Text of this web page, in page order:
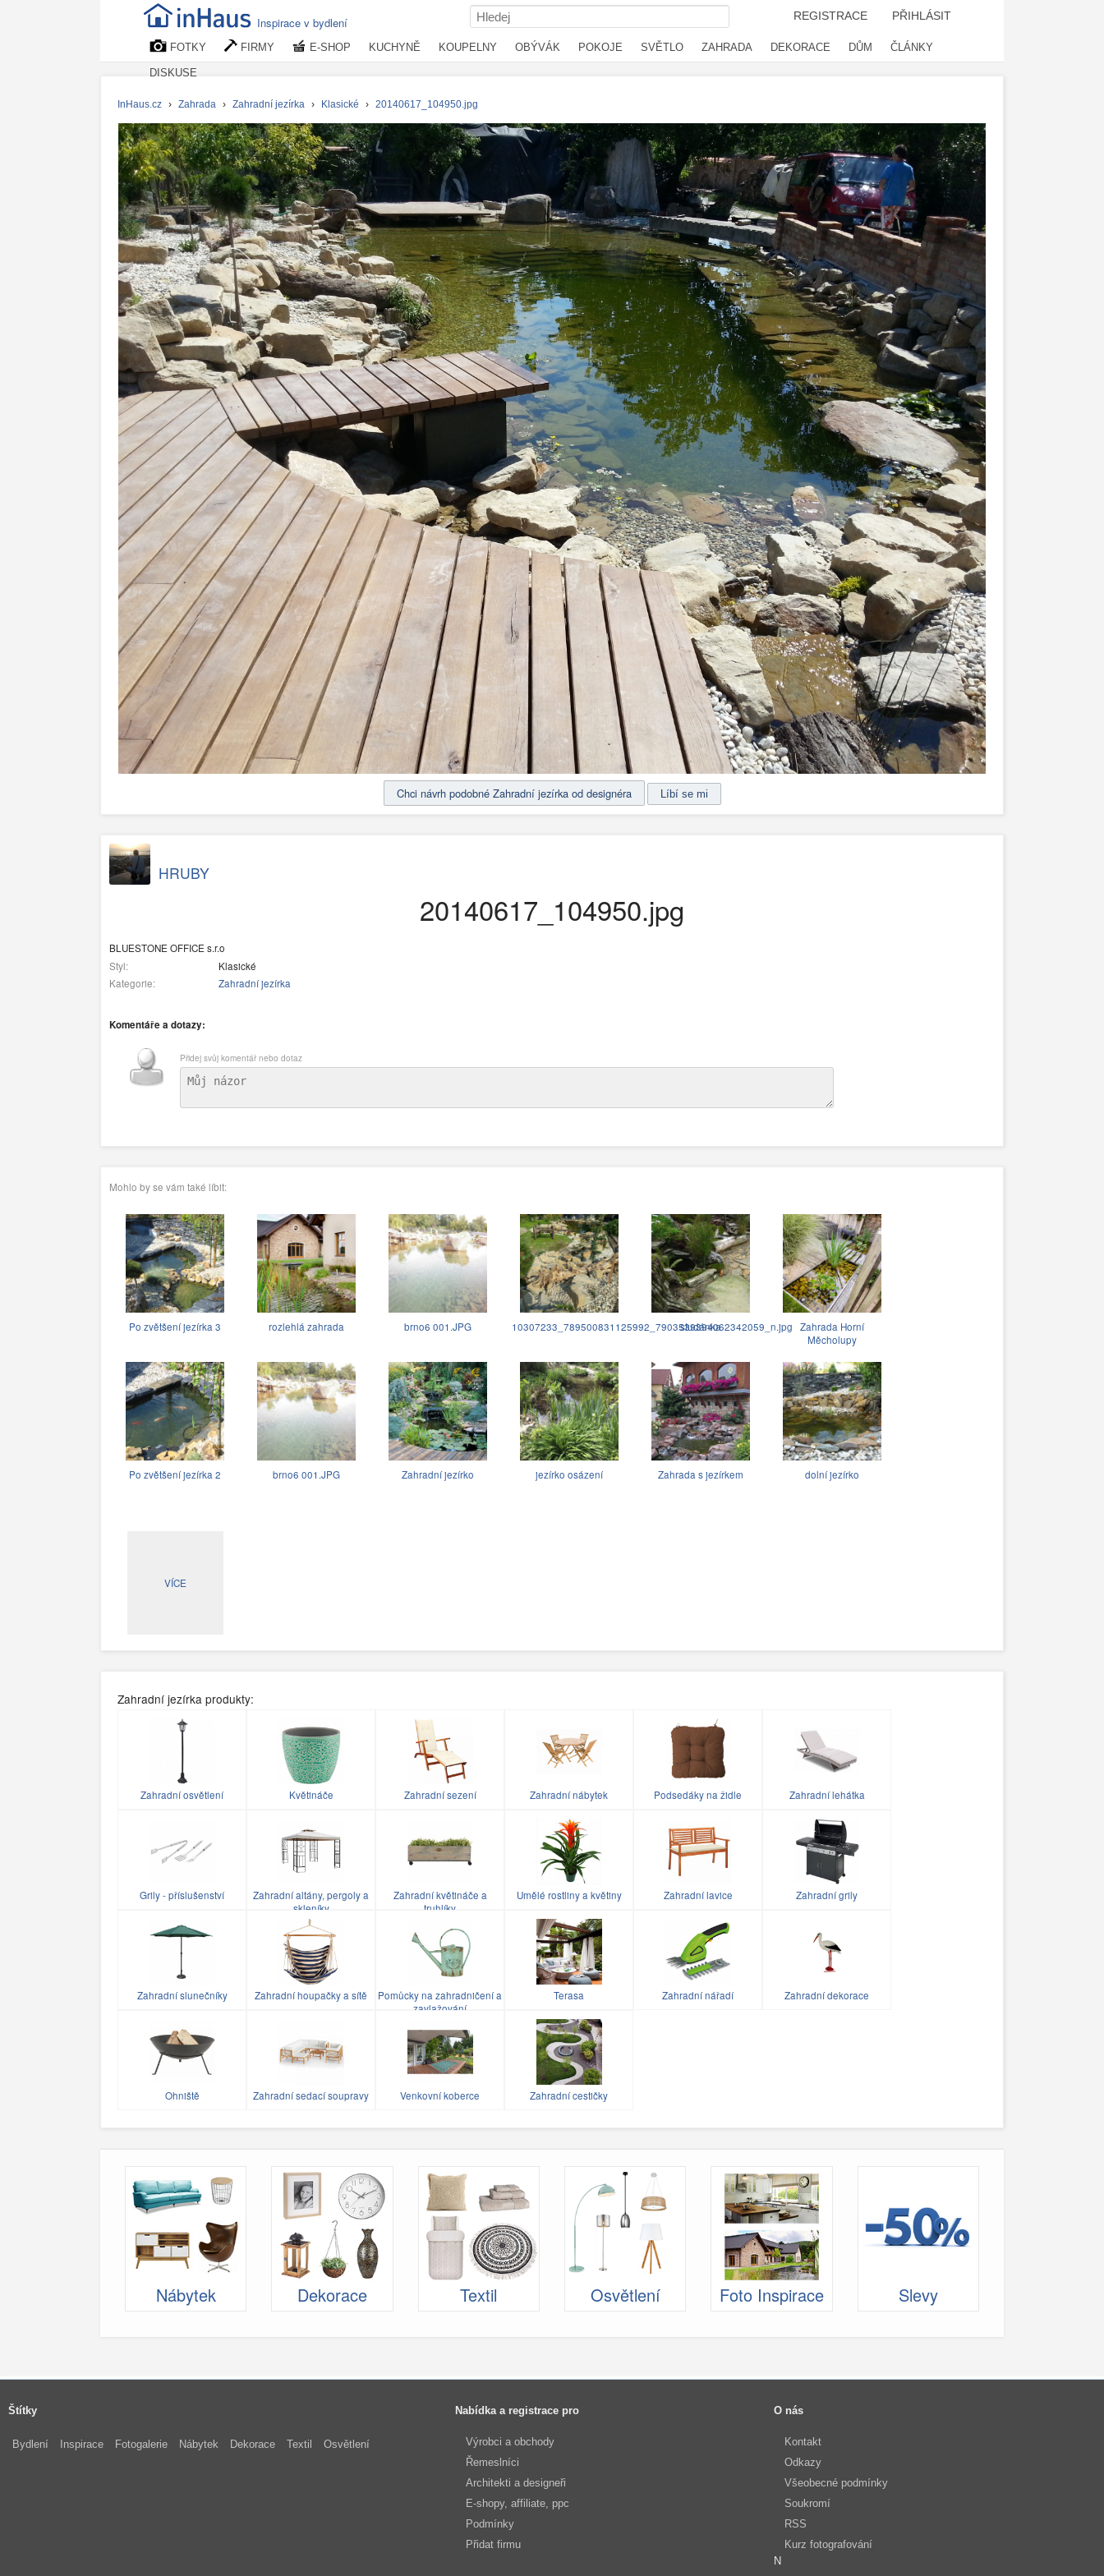
Inspirace v bydlení REGISTRACE PŘIHLÁSIT
FOTKY FIRMY E-SHOP KUCHYNĚ KOUPELNY OBÝVÁK POKOJE SVĚTLO ZAHRADA DEKORACE DŮM ČLÁNKY
DISKUSE
InHaus.cz › Zahrada › Zahradní jezírka › Klasické › 20140617_104950.jpg
Chci návrh podobné Zahradní jezírka od designéra
HRUBY
20140617_104950.jpg
BLUESTONE OFFICE s.r.o
Styl:
Klasické
Kategorie:
Zahradní jezírka
Komentáře a dotazy:
Přidej svůj komentář nebo dotaz
Mohlo by se vám také líbit:
Po zvětšení jezírka 3 rozlehlá zahrada brno6 001.JPG 10307233_789500831125992_7903539394062342059_n.jpg
studánka
Zahrada Horní
Měcholupy
Po zvětšení jezírka 2 brno6 001.JPG Zahradní jezírko jezírko osázení Zahrada s jezírkem dolní jezírko
VÍCE
Zahradní jezírka produkty:
Zahradní osvětlení Květináče Zahradní sezení Zahradní nábytek Podsedáky na židle Zahradní lehátka
Grily - příslušenství
Zahradní altány, pergoly a
skleníky
Zahradní květináče a
truhlíky
Umělé rostliny a květiny Zahradní lavice Zahradní grily
Zahradní slunečníky Zahradní houpačky a sítě
Pomůcky na zahradničení a
zavlažování
Terasa Zahradní nářadí Zahradní dekorace
Ohniště Zahradní sedací soupravy Venkovní koberce Zahradní cestičky
Nábytek Dekorace Textil Osvětlení Foto Inspirace Slevy
Štítky
Bydlení Inspirace Fotogalerie Nábytek Dekorace Textil Osvětlení
Nabídka a registrace pro
Výrobci a obchody
Řemeslníci
Architekti a designeři
E-shopy, affiliate, ppc
Podmínky
Přidat firmu
O nás
Kontakt
Odkazy
Všeobecné podmínky
Soukromí
RSS
Kurz fotografování
N